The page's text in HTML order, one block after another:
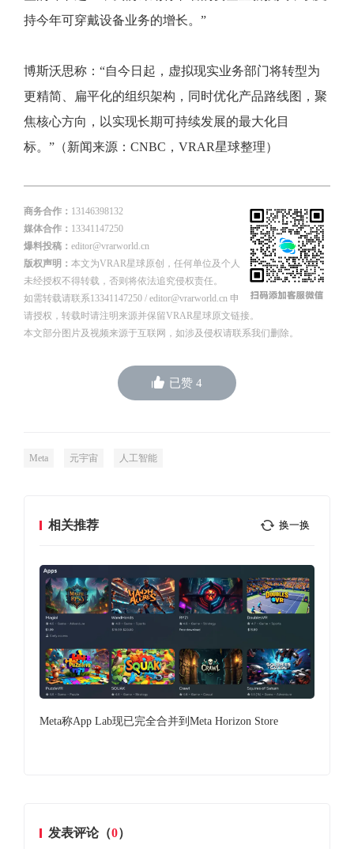
持今年可穿戴设备业务的增长。”
博斯沃思称：“自今日起，虚拟现实业务部门将转型为
更精简、扁平化的组织架构，同时优化产品路线图，聚
焦核心方向，以实现长期可持续发展的最大化目
标。”（新闻来源：CNBC，VRAR星球整理）
商务合作： 13146398132
媒体合作： 13341147250
爆料投稿： editor@vrarworld.cn
版权声明： 本文为VRAR星球原创，任何单位及个人
未经授权不得转载，否则将依法追究侵权责任。
如需转载请联系13341147250 / editor@vrarworld.cn 申
请授权，转载时请注明来源并保留VRAR星球原文链接。
本文部分图片及视频来源于互联网，如涉及侵权请联系我们删除。
已赞 4
Meta 元宇宙 人工智能
相关推荐 换一换
Meta称App Lab现已完全合并到Meta Horizon Store
发表评论（0）